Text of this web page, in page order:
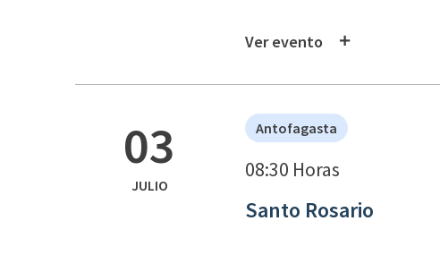
Ver evento
03
JULIO
Antofagasta
08:30 Horas
Santo Rosario